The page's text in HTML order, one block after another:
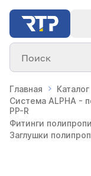
Поиск
Главная
Каталог
Система ALPHA -
PP-R
Фитинги
Заглушки